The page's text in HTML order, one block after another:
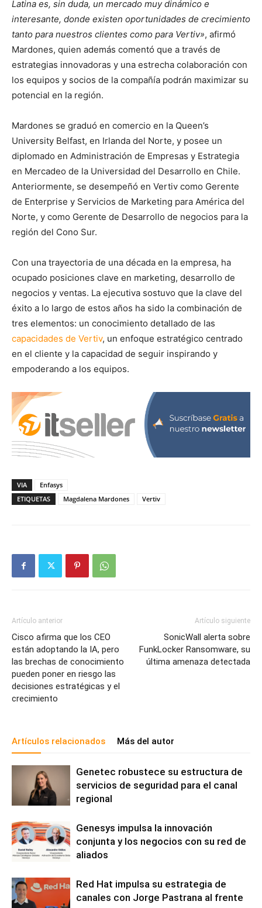
Latina es, sin duda, un mercado muy dinámico e
interesante, donde existen oportunidades de crecimiento
tanto para nuestros clientes como para Vertiv», afirmó
Mardones, quien además comentó que a través de
estrategias innovadoras y una estrecha colaboración con
los equipos y socios de la compañía podrán maximizar su
potencial en la región.
Mardones se graduó en comercio en la Queen’s
University Belfast, en Irlanda del Norte, y posee un
diplomado en Administración de Empresas y Estrategia
en Mercadeo de la Universidad del Desarrollo en Chile.
Anteriormente, se desempeñó en Vertiv como Gerente
de Enterprise y Servicios de Marketing para América del
Norte, y como Gerente de Desarrollo de negocios para la
región del Cono Sur.
Con una trayectoria de una década en la empresa, ha
ocupado posiciones clave en marketing, desarrollo de
negocios y ventas. La ejecutiva sostuvo que la clave del
éxito a lo largo de estos años ha sido la combinación de
tres elementos: un conocimiento detallado de las
capacidades de Vertiv, un enfoque estratégico centrado
en el cliente y la capacidad de seguir inspirando y
empoderando a los equipos.
VIA
Enfasys
ETIQUETAS
Magdalena Mardones Vertiv
Artículo anterior
Cisco afirma que los CEO
están adoptando la IA, pero
las brechas de conocimiento
pueden poner en riesgo las
decisiones estratégicas y el
crecimiento
Artículo siguiente
SonicWall alerta sobre
FunkLocker Ransomware, su
última amenaza detectada
Artículos relacionados Más del autor
Genetec robustece su estructura de
servicios de seguridad para el canal
regional
Genesys impulsa la innovación
conjunta y los negocios con su red de
aliados
Red Hat impulsa su estrategia de
canales con Jorge Pastrana al frente